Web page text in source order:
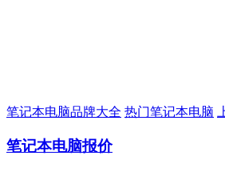
笔记本电脑品牌大全 热门笔记本电脑
笔记本电脑报价